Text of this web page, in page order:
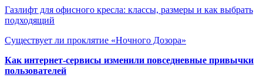
Газлифт для офисного кресла: классы, размеры и как выбрать
подходящий
Существует ли проклятие «Ночного Дозора»
Как интернет-сервисы изменили повседневные привычки
пользователей